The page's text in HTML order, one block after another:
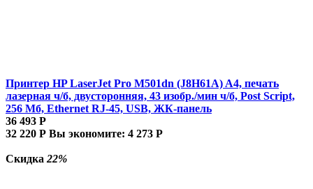
Принтер HP LaserJet Pro M501dn (J8H61A) A4, печать
лазерная ч/б, двусторонняя, 43 изобр./мин ч/б, Post Script,
256 Мб, Ethernet RJ-45, USB, ЖК-панель
36 493 Р
32 220 Р Вы экономите: 4 273 Р
Скидка 22%